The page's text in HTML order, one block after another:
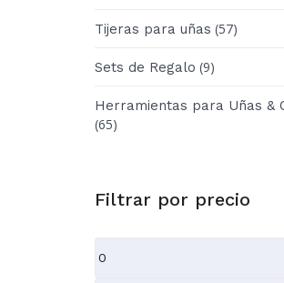
Tijeras para uñas (57)
Sets de Regalo (9)
Herramientas para Uñas &
(65)
Filtrar por precio
Precio
Cajas Regalo